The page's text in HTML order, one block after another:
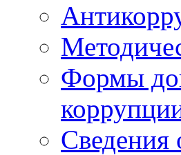
Формы
Сведения